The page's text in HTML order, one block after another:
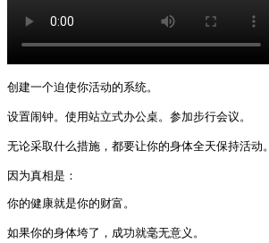
创建一个迫使你活动的系统。
设置闹钟。使用站立式办公桌。参加步行会议。
无论采取什么措施，都要让你的身体全天保持活动。
因为真相是：
你的健康就是你的财富。
如果你的身体垮了，成功就毫无意义。